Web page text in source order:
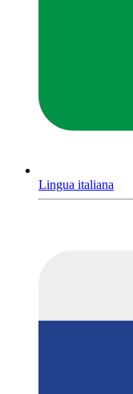
Lingua italiana